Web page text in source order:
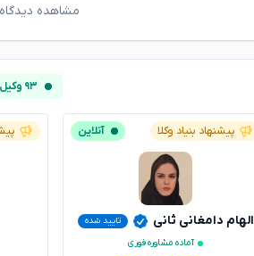
مشاهده
۹۳ وکیل آنلاین
پیشنهاد بنیاد وکلا آنلاین
الهام دامغانی ثانی
تایید شده
آماده مشاوره فوری